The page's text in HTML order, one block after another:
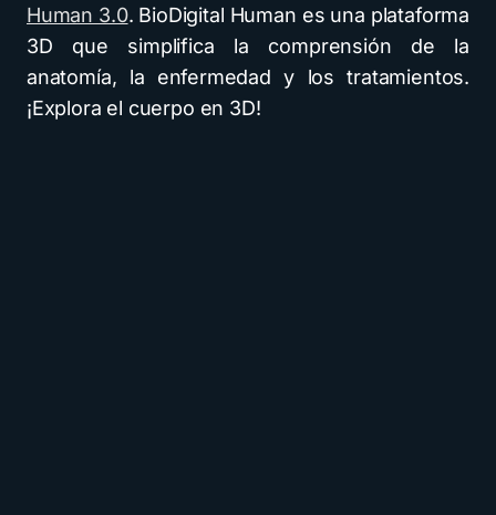
Human 3.0. BioDigital Human es una plataforma
3D que simplifica la comprensión de la
anatomía, la enfermedad y los tratamientos.
¡Explora el cuerpo en 3D!